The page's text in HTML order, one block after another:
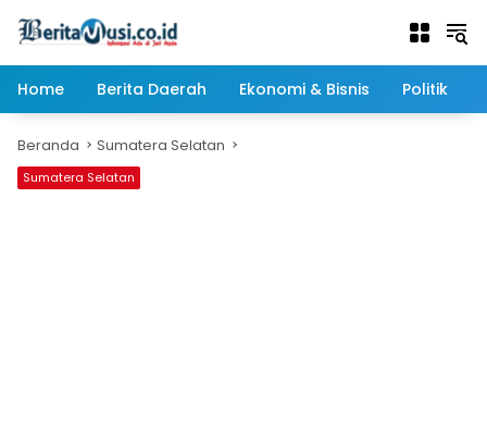
Home
Berita Daerah Ekonomi & Bisnis Politik
Beranda Sumatera Selatan
Sumatera Selatan